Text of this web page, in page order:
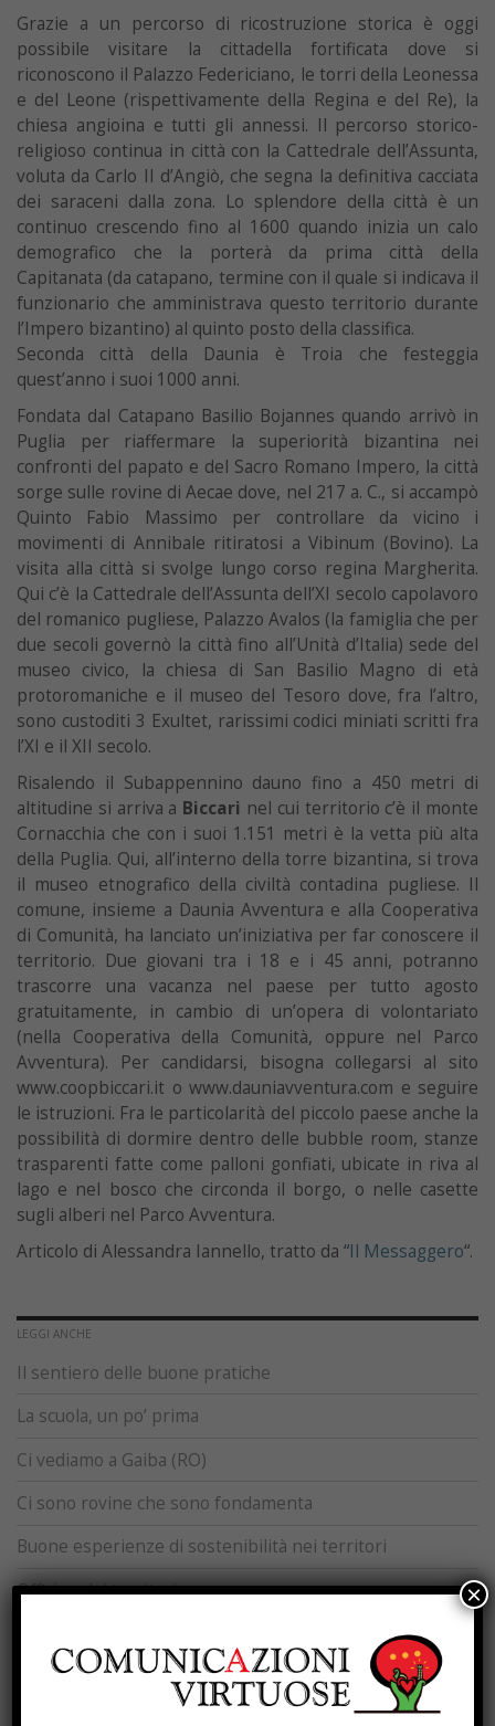
Grazie a un percorso di ricostruzione storica è oggi
possibile visitare la cittadella fortificata dove si
riconoscono il Palazzo Federiciano, le torri della Leonessa
e del Leone (rispettivamente della Regina e del Re), la
chiesa angioina e tutti gli annessi. Il percorso storico-
religioso continua in città con la Cattedrale dell’Assunta,
voluta da Carlo II d’Angiò, che segna la definitiva cacciata
dei saraceni dalla zona. Lo splendore della città è un
continuo crescendo fino al 1600 quando inizia un calo
demografico che la porterà da prima città della
Capitanata (da catapano, termine con il quale si indicava il
funzionario che amministrava questo territorio durante
l’Impero bizantino) al quinto posto della classifica.
Seconda città della Daunia è Troia che festeggia
quest’anno i suoi 1000 anni.
Fondata dal Catapano Basilio Bojannes quando arrivò in
Puglia per riaffermare la superiorità bizantina nei
confronti del papato e del Sacro Romano Impero, la città
sorge sulle rovine di Aecae dove, nel 217 a. C., si accampò
Quinto Fabio Massimo per controllare da vicino i
movimenti di Annibale ritiratosi a Vibinum (Bovino). La
visita alla città si svolge lungo corso regina Margherita.
Qui c’è la Cattedrale dell’Assunta dell’XI secolo capolavoro
del romanico pugliese, Palazzo Avalos (la famiglia che per
due secoli governò la città fino all’Unità d’Italia) sede del
museo civico, la chiesa di San Basilio Magno di età
protoromaniche e il museo del Tesoro dove, fra l’altro,
sono custoditi 3 Exultet, rarissimi codici miniati scritti fra
l’XI e il XII secolo.
Risalendo il Subappennino dauno fino a 450 metri di
altitudine si arriva a Biccari nel cui territorio c’è il monte
Cornacchia che con i suoi 1.151 metri è la vetta più alta
della Puglia. Qui, all’interno della torre bizantina, si trova
il museo etnografico della civiltà contadina pugliese. Il
comune, insieme a Daunia Avventura e alla Cooperativa
di Comunità, ha lanciato un’iniziativa per far conoscere il
territorio. Due giovani tra i 18 e i 45 anni, potranno
trascorre una vacanza nel paese per tutto agosto
gratuitamente, in cambio di un’opera di volontariato
(nella Cooperativa della Comunità, oppure nel Parco
Avventura). Per candidarsi, bisogna collegarsi al sito
www.coopbiccari.it o www.dauniavventura.com e seguire
le istruzioni. Fra le particolarità del piccolo paese anche la
possibilità di dormire dentro delle bubble room, stanze
trasparenti fatte come palloni gonfiati, ubicate in riva al
lago e nel bosco che circonda il borgo, o nelle casette
sugli alberi nel Parco Avventura.
Articolo di Alessandra Iannello, tratto da “Il Messaggero“.
LEGGI ANCHE
Il sentiero delle buone pratiche
La scuola, un po’ prima
Ci vediamo a Gaiba (RO)
Ci sono rovine che sono fondamenta
Buone esperienze di sostenibilità nei territori
Officine dei territori
Mosaico Abitativo Solidale
×